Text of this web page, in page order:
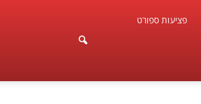
פציעות ספורט